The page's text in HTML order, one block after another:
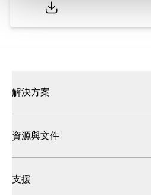
解決方案
資源與文件
支援